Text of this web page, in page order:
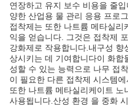
연장하고 유지 보수 비용을 줄
양한 산업용 물 관리 응용 프로
접착제는 또한 나트륨 메타실리
익을 얻습니다. 그것은 접착제
강화제로 작용합니다.내구성
상시키는 데 기여합니다이 화합
성할 수 있는 능력으로 나무 접
이 필요한 다른 접착제 시스템
또한 나트륨 메타실리케이트
사용됩니다.산성 환경 을 중화